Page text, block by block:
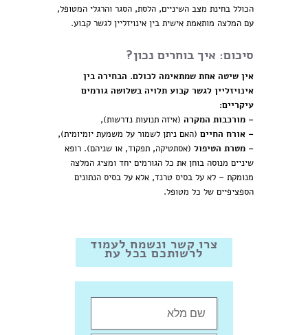
הכולל בחינת מצב השיניים, הלסת, הסגר והרגלי המטופל,
עם המלצה מותאמת אישית בין אינויזליין לגשר קבוע.
סיכום: איך בוחרים נכון?
אין שיטה אחת שמתאימה לכולם. הבחירה בין
אינויזליין לגשר קבוע תלויה בשלושה גורמים
עיקריים:
– מורכבות המקרה (איזה תנועות נדרשות),
– אורח החיים (האם ניתן לשמור על משמעת יומיומית),
– מטרת הטיפול (אסתטיקה, תפקוד, או שניהם). רופא
שיניים מנוסה בוחן את כל הגורמים יחד ומציג המלצה
מנומקת – לא על בסיס טרנד, אלא על בסיס הנתונים
הספציפיים של כל מטופל.
צרו קשר ונשמח לעמוד
לרשותכם בכל עת